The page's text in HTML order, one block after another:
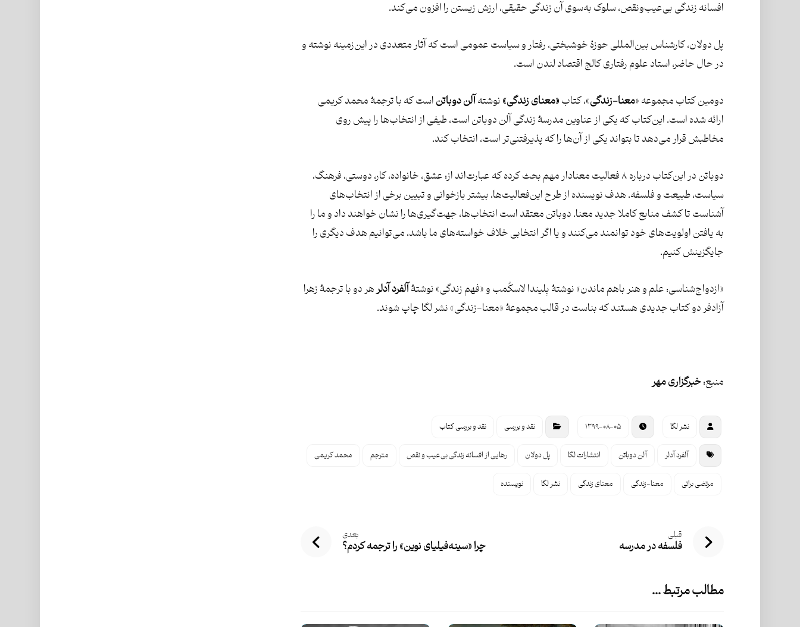
افسانه زندگی بی‌عیب‌ونقص، سلوک به‌سوی آن زندگی حقیقی، ارزش زیستن را افزون می‌کند.
پل دولان، کارشناس بین‌المللی حوزۀ خوشبختی، رفتار و سیاست عمومی است که آثار متعددی در این‌زمینه نوشته و
در حال حاضر، استاد علوم رفتاری کالج اقتصاد لندن است.
دومین کتاب مجموعه «معنا-زندگی»، کتاب«معنای زندگی»نوشتهآلن دوباتناست که با ترجمۀ محمد کریمی
ارائه شده است. این‌کتاب که یکی از عناوین مدرسۀ زندگی آلن دوباتن است، طیفی از انتخاب‌ها را پیش روی
مخاطبش قرار می‌دهد تا بتواند یکی از آن‌ها را که پذیرفتنی‌تر است، انتخاب کند.
دوباتن در این‌کتاب درباره ۸ فعالیت معنادار مهم بحث کرده که عبارت‌اند از: عشق، خانواده، کار، دوستی، فرهنگ،
سیاست، طبیعت و فلسفه. هدف نویسنده از طرح این‌فعالیت‌ها، بیشتر بازخوانی و تبیین برخی از انتخاب‌های
آشناست تا کشف منابع کاملا جدید معنا. دوباتن معتقد است انتخاب‌ها، جهت‌گیری‌ها را نشان خواهند داد و ما را
به یافتن اولویت‌های خود توانمند می‌کنند و یا اگر انتخابی خلاف خواسته‌های ما باشد، می‌­توانیم هدف دیگری را
جایگزینش کنیم.
«ازدواج‌شناسی: علم و هنر باهم ماندن» نوشتۀ بِلیندا لاسکُمب و «فهم زندگی» نوشتۀآلفرد آدلرهر دو با ترجمۀ زهرا
آزادفر دو کتاب جدیدی هستند که بناست در قالب مجموعۀ «معنا-زندگی» نشر لگا چاپ شوند.
منبع:خبرگزاری مهر
نشر لگا ۱۳۹۹-۰۸-۰۵ نقد و بررسی نقد و بررسی کتاب
آلفرد آدلر آلن دوباتن انتشارات لگا پل دولان رهایی از افسانه زندگی بی‌عیب و نقص مترجم محمد کریمی
مرتضی براتی معنا-زندگی معنای زندگی نشر لگا نویسنده
قبلی
فلسفه در مدرسه
بعدی
چرا «سینه‌فیلیای نوین» را ترجمه کردم؟
مطالب مرتبط ...